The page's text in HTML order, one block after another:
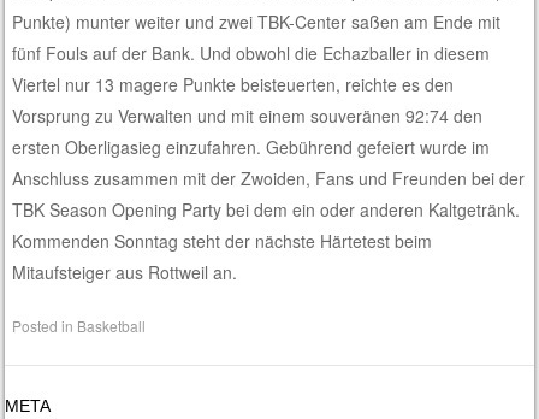
Punkte) munter weiter und zwei TBK-Center saßen am Ende mit
fünf Fouls auf der Bank. Und obwohl die Echazballer in diesem
Viertel nur 13 magere Punkte beisteuerten, reichte es den
Vorsprung zu Verwalten und mit einem souveränen 92:74 den
ersten Oberligasieg einzufahren. Gebührend gefeiert wurde im
Anschluss zusammen mit der Zwoiden, Fans und Freunden bei der
TBK Season Opening Party bei dem ein oder anderen Kaltgetränk.
Kommenden Sonntag steht der nächste Härtetest beim
Mitaufsteiger aus Rottweil an.
Posted in Basketball
META